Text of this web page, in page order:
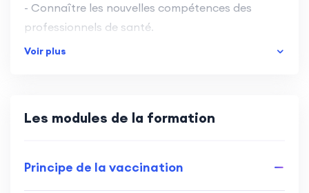
- Connaître les nouvelles compétences des
professionnels de santé.
- Savoir communiquer dans le cadre de la
Voir plus
Les modules de la formation
Principe de la vaccination